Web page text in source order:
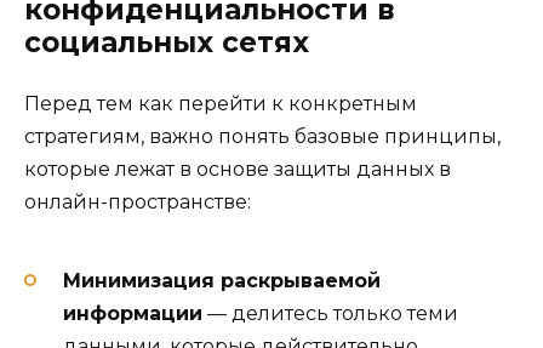
конфиденциальности в
социальных сетях
Перед тем как перейти к конкретным
стратегиям, важно понять базовые принципы,
которые лежат в основе защиты данных в
онлайн-пространстве:
Минимизация раскрываемой
информации — делитесь только теми